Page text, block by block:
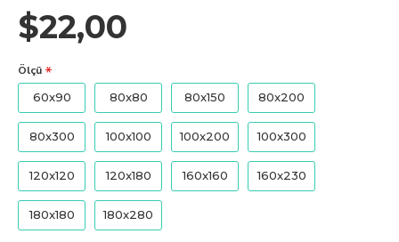
$22,00
Ölçü
60x90
80x80 80x150 80x200
80x300 100x100 100x200 100x300
120x120 120x180 160x160 160x230
180x180 180x280